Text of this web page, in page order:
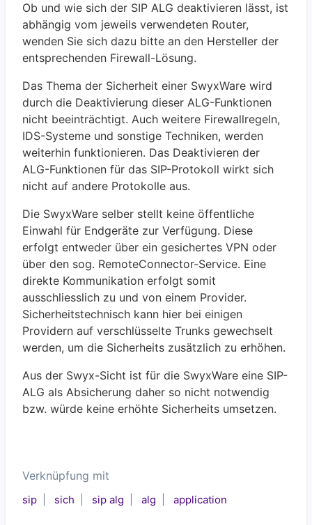
Ob und wie sich der SIP ALG deaktivieren lässt, ist
abhängig vom jeweils verwendeten Router,
wenden Sie sich dazu bitte an den Hersteller der
entsprechenden Firewall-Lösung.
Das Thema der Sicherheit einer SwyxWare wird
durch die Deaktivierung dieser ALG-Funktionen
nicht beeinträchtigt. Auch weitere Firewallregeln,
IDS-Systeme und sonstige Techniken, werden
weiterhin funktionieren. Das Deaktivieren der
ALG-Funktionen für das SIP-Protokoll wirkt sich
nicht auf andere Protokolle aus.
Die SwyxWare selber stellt keine öffentliche
Einwahl für Endgeräte zur Verfügung. Diese
erfolgt entweder über ein gesichertes VPN oder
über den sog. RemoteConnector-Service. Eine
direkte Kommunikation erfolgt somit
ausschliesslich zu und von einem Provider.
Sicherheitstechnisch kann hier bei einigen
Providern auf verschlüsselte Trunks gewechselt
werden, um die Sicherheits zusätzlich zu erhöhen.
Aus der Swyx-Sicht ist für die SwyxWare eine SIP-
ALG als Absicherung daher so nicht notwendig
bzw. würde keine erhöhte Sicherheits umsetzen.
Verknüpfung mit
sip sich sip alg alg application